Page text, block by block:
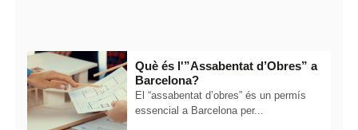
Què és l'”Assabentat d’Obres” a
Barcelona?
El “assabentat d’obres” és un permís
essencial a Barcelona per...